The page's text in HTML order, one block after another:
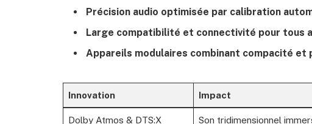
Précision audio optimisée par calibration
Large compatibilité et connectivité pour tous
Appareils modulaires combinant compacité et
Innovation Impact
Dolby Atmos & DTS:X Son tridimensionnel